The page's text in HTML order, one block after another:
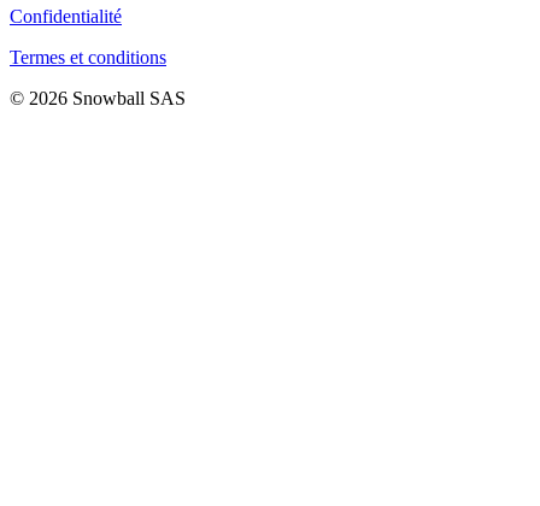
Confidentialité
Termes et conditions
© 2026 Snowball SAS